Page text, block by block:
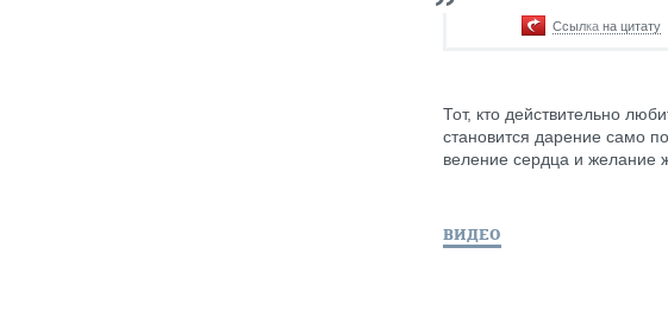
Ссылка на цитату
Тот, кто действительно
становится дарение само
веление сердца и желание
ВИДЕО